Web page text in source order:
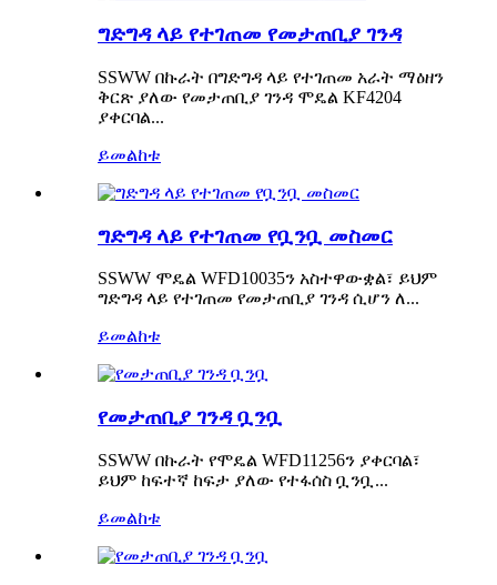
ግድግዳ ላይ የተገጠመ የመታጠቢያ ገንዳ
SSWW በኩራት በግድግዳ ላይ የተገጠመ አራት ማዕዘን
ቅርጽ ያለው የመታጠቢያ ገንዳ ሞዴል KF4204
ያቀርባል...
ይመልከቱ
ግድግዳ ላይ የተገጠመ የቧንቧ መስመር
SSWW ሞዴል WFD10035ን አስተዋውቋል፣ ይህም
ግድግዳ ላይ የተገጠመ የመታጠቢያ ገንዳ ሲሆን ለ...
ይመልከቱ
የመታጠቢያ ገንዳ ቧንቧ
SSWW በኩራት የሞዴል WFD11256ን ያቀርባል፣
ይህም ከፍተኛ ከፍታ ያለው የተፋሰስ ቧንቧ...
ይመልከቱ